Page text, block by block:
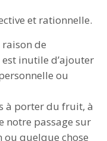
et rationnelle.
de
inutile d’ajouter
ou
à porter du fruit, à
notre passage sur
ou quelque chose